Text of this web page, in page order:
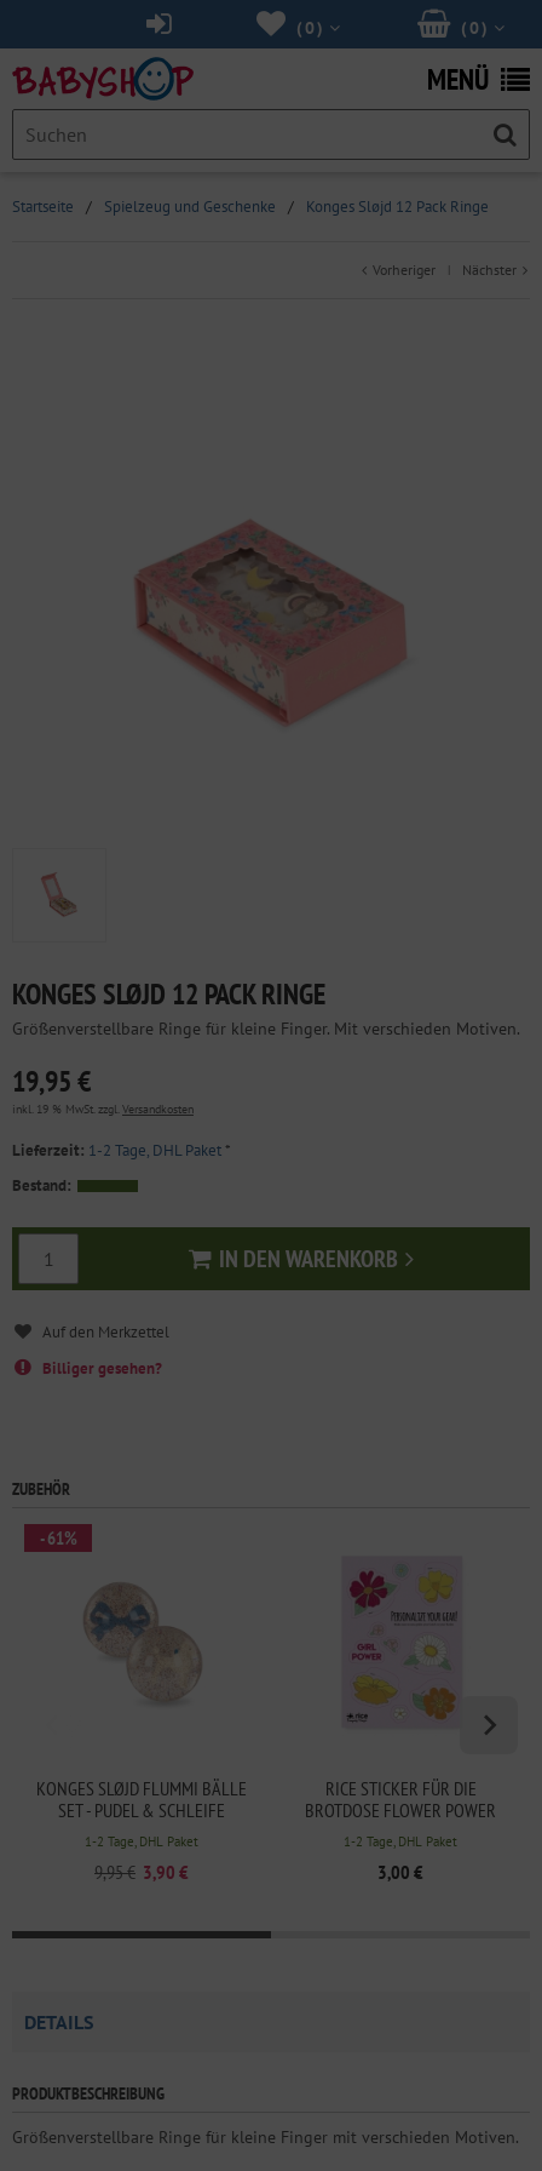
(0 )
(0 )
MENÜ
Startseite / Spielzeug und Geschenke / Konges Sløjd 12 Pack Ringe
Vorheriger | Nächster
KONGES SLØJD 12 PACK RINGE
Größenverstellbare Ringe für kleine Finger. Mit verschieden Motiven.
19,95 €
inkl. 19 % MwSt. zzgl. Versandkosten
Lieferzeit: 1-2 Tage, DHL Paket*
Bestand:
IN DEN WARENKORB
In den Warenkorb
Billiger gesehen?
ZUBEHÖR
KONGES SLØJD FLUMMI BÄLLE
SET - PUDEL & SCHLEIFE
1-2 Tage, DHL Paket
9,95 € 3,90 €
- 61%
RICE STICKER FÜR DIE
BROTDOSE FLOWER POWER
1-2 Tage, DHL Paket
3,00 €
DETAILS
PRODUKTBESCHREIBUNG
Größenverstellbare Ringe für kleine Finger mit verschieden Motiven.